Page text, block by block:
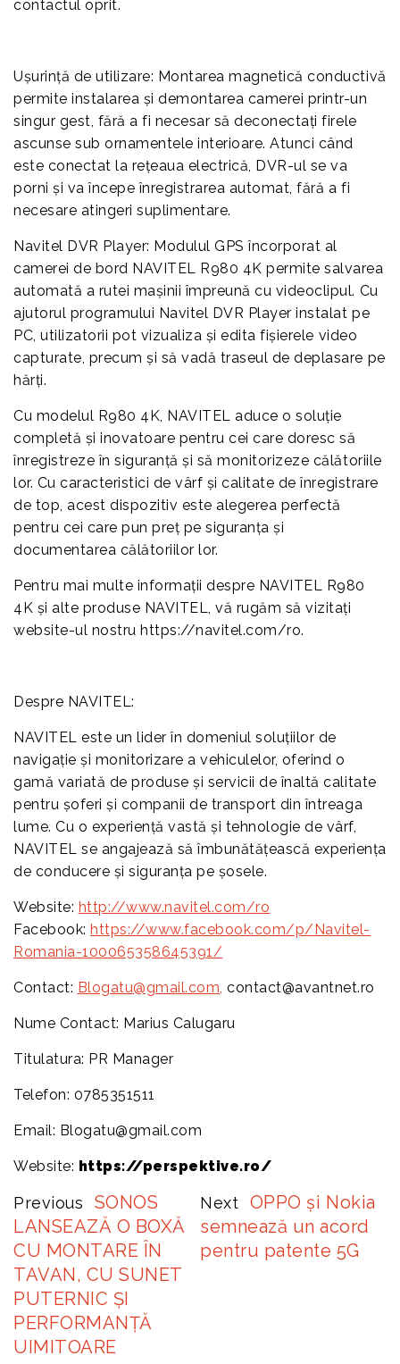
contactul oprit.
Ușurință de utilizare: Montarea magnetică conductivă
permite instalarea și demontarea camerei printr-un
singur gest, fără a fi necesar să deconectați firele
ascunse sub ornamentele interioare. Atunci când
este conectat la rețeaua electrică, DVR-ul se va
porni și va începe înregistrarea automat, fără a fi
necesare atingeri suplimentare.
Navitel DVR Player: Modulul GPS încorporat al
camerei de bord NAVITEL R980 4K permite salvarea
automată a rutei mașinii împreună cu videoclipul. Cu
ajutorul programului Navitel DVR Player instalat pe
PC, utilizatorii pot vizualiza și edita fișierele video
capturate, precum și să vadă traseul de deplasare pe
hărți.
Cu modelul R980 4K, NAVITEL aduce o soluție
completă și inovatoare pentru cei care doresc să
înregistreze în siguranță și să monitorizeze călătoriile
lor. Cu caracteristici de vârf și calitate de înregistrare
de top, acest dispozitiv este alegerea perfectă
pentru cei care pun preț pe siguranța și
documentarea călătoriilor lor.
Pentru mai multe informații despre NAVITEL R980
4K și alte produse NAVITEL, vă rugăm să vizitați
website-ul nostru https://navitel.com/ro.
Despre NAVITEL:
NAVITEL este un lider în domeniul soluțiilor de
navigație și monitorizare a vehiculelor, oferind o
gamă variată de produse și servicii de înaltă calitate
pentru șoferi și companii de transport din întreaga
lume. Cu o experiență vastă și tehnologie de vârf,
NAVITEL se angajează să îmbunătățească experiența
de conducere și siguranța pe șosele.
Website: http://www.navitel.com/ro
Facebook: https://www.facebook.com/p/Navitel-
Romania-100065358645391/
Contact: Blogatu@gmail.com, contact@avantnet.ro
Nume Contact: Marius Calugaru
Titulatura: PR Manager
Telefon: 0785351511
Email: Blogatu@gmail.com
Website: https://perspektive.ro/
Previous
SONOS
LANSEAZĂ O BOXĂ
CU MONTARE ÎN
TAVAN, CU SUNET
PUTERNIC ȘI
PERFORMANȚĂ
UIMITOARE
Next
OPPO și Nokia
semnează un acord
pentru patente 5G